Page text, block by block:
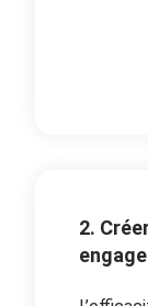
2.